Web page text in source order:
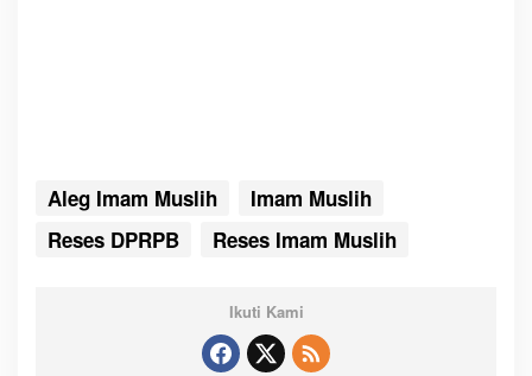
Aleg Imam Muslih
Imam Muslih
Reses DPRPB
Reses Imam Muslih
Ikuti Kami